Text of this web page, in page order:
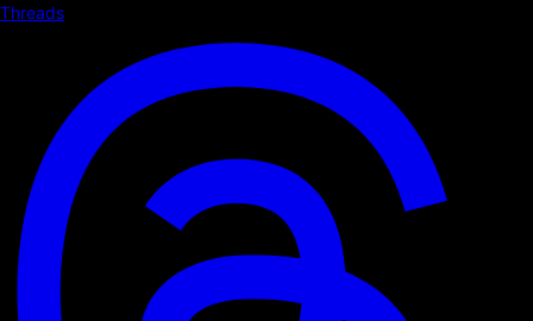
Threads